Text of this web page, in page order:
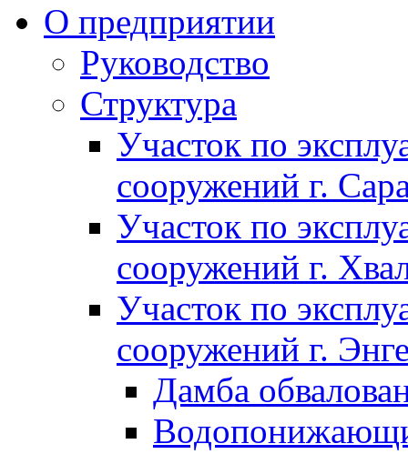
О предприятии
Руководство
Структура
Участок по
сооружений г.
Участок по
сооружений г.
Участок по
сооружений г.
Дамба